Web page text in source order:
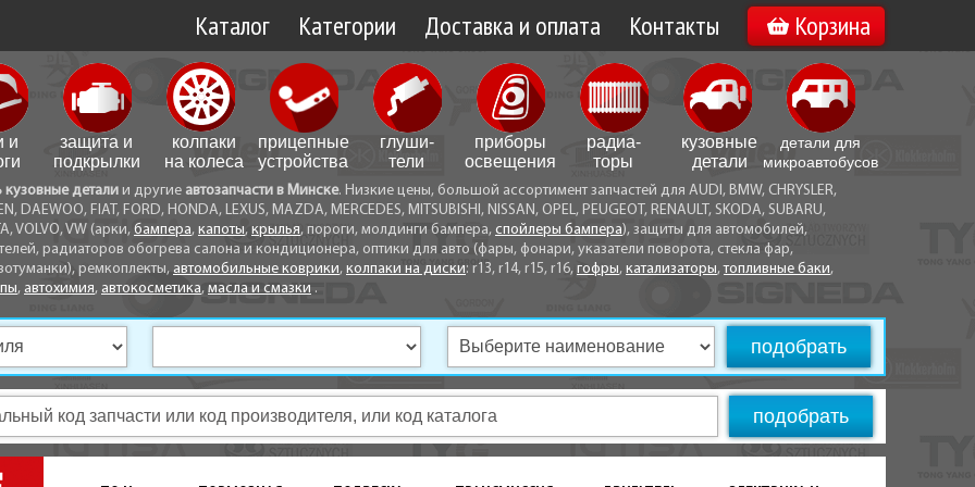
Каталог Категории Доставка и оплата
Доставка по Минску
Доставка по Беларуси
Самовывоз
Способы оплаты
Контакты
Вакансии
Корзина
и
защита и
подкрылки
колпаки
на колеса
прицепные
устройства
глуши­
тели
приборы
освещения
радиа­
торы
кузовные
детали
детали для
микро­автобусов
кузовные детали и другие автозапчасти в Минске. Низкие цены, большой ассортимент запчастей для AUDI, BMW, CHRYSLER,
DAEWOO, FIAT, FORD, HONDA, LEXUS, MAZDA, MERCEDES, MITSUBISHI, NISSAN, OPEL, PEUGEOT, RENAULT, SKODA, SUBARU,
VOLVO, VW (арки, бампера, капоты, крылья, пороги, молдинги бампера, спойлеры бампера), защиты для автомобилей,
радиаторов обогрева салона и кондиционера, оптики для авто (фары, фонари, указатели поворота, стекла фар,
ремкоплекты, автомобильные коврики, колпаки на диски: r13, r14, r15, r16, гофры, катализаторы,топливные баки,
, автохимия, автокосметика, масла и смазки .